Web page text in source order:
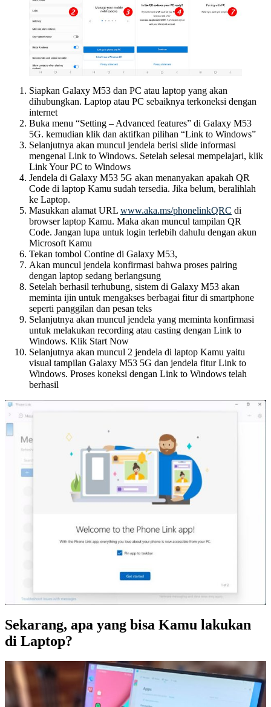
Siapkan Galaxy M53 dan PC atau laptop yang akan
dihubungkan. Laptop atau PC sebaiknya terkoneksi dengan
internet
Buka menu “Setting – Advanced features” di Galaxy M53
5G. kemudian klik dan aktifkan pilihan “Link to Windows”
Selanjutnya akan muncul jendela berisi slide informasi
mengenai Link to Windows. Setelah selesai mempelajari, klik
Link Your PC to Windows
Jendela di Galaxy M53 5G akan menanyakan apakah QR
Code di laptop Kamu sudah tersedia. Jika belum, beralihlah
ke Laptop.
Masukkan alamat URL www.aka.ms/phonelinkQRC di
browser laptop Kamu. Maka akan muncul tampilan QR
Code. Jangan lupa untuk login terlebih dahulu dengan akun
Microsoft Kamu
Tekan tombol Contine di Galaxy M53,
Akan muncul jendela konfirmasi bahwa proses pairing
dengan laptop sedang berlangsung
Setelah berhasil terhubung, sistem di Galaxy M53 akan
meminta ijin untuk mengakses berbagai fitur di smartphone
seperti panggilan dan pesan teks
Selanjutnya akan muncul jendela yang meminta konfirmasi
untuk melakukan recording atau casting dengan Link to
Windows. Klik Start Now
Selanjutnya akan muncul 2 jendela di laptop Kamu yaitu
visual tampilan Galaxy M53 5G dan jendela fitur Link to
Windows. Proses koneksi dengan Link to Windows telah
berhasil
Sekarang, apa yang bisa Kamu lakukan
di Laptop?